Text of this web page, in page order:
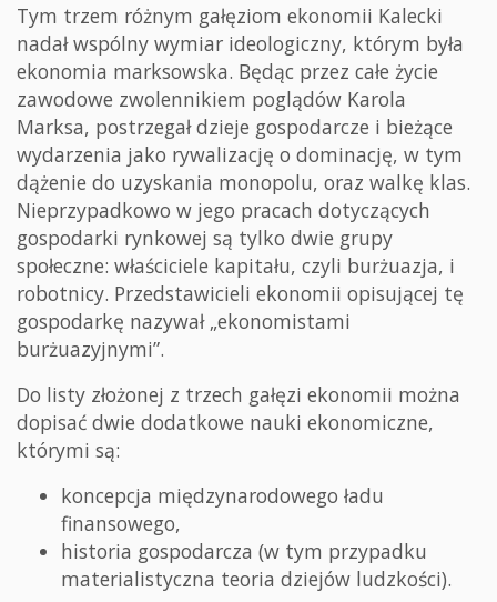
Tym trzem różnym gałęziom ekonomii Kalecki
nadał wspólny wymiar ideologiczny, którym była
ekonomia marksowska. Będąc przez całe życie
zawodowe zwolennikiem poglądów Karola
Marksa, postrzegał dzieje gospodarcze i bieżące
wydarzenia jako rywalizację o dominację, w tym
dążenie do uzyskania monopolu, oraz walkę klas.
Nieprzypadkowo w jego pracach dotyczących
gospodarki rynkowej są tylko dwie grupy
społeczne: właściciele kapitału, czyli burżuazja, i
robotnicy. Przedstawicieli ekonomii opisującej tę
gospodarkę nazywał „ekonomistami
burżuazyjnymi”.
Do listy złożonej z trzech gałęzi ekonomii można
dopisać dwie dodatkowe nauki ekonomiczne,
którymi są:
koncepcja międzynarodowego ładu
finansowego,
historia gospodarcza (w tym przypadku
materialistyczna teoria dziejów ludzkości).